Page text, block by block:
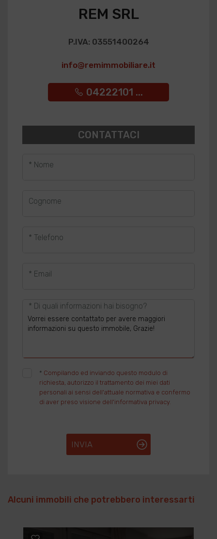
REM SRL
P.IVA: 03551400264
info@remimmobiliare.it
04222101 ...
CONTATTACI
* Nome
Cognome
* Telefono
* Email
* Di quali informazioni hai bisogno?
* Compilando ed inviando questo modulo di
richiesta, autorizzo il trattamento dei miei dati
personali ai sensi dell'attuale normativa e confermo
di aver preso visione dell'informativa privacy.
INVIA
Alcuni immobili che potrebbero interessarti